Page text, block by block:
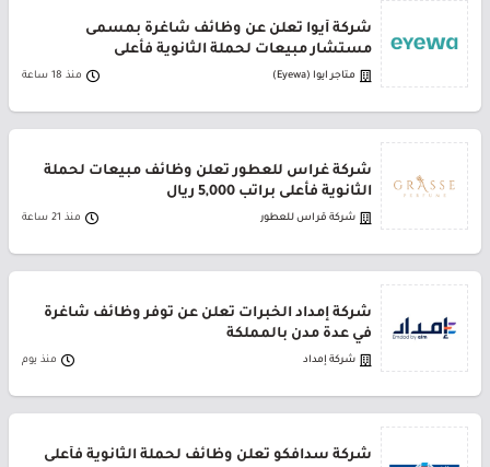
شركة أيوا تعلن عن وظائف شاغرة بمسمى
مستشار مبيعات لحملة الثانوية فأعلى
متاجر ايوا (Eyewa) منذ 18 ساعة
شركة غراس للعطور تعلن وظائف مبيعات لحملة
الثانوية فأعلى براتب 5,000 ريال
شركة قراس للعطور منذ 21 ساعة
شركة إمداد الخبرات تعلن عن توفر وظائف شاغرة
في عدة مدن بالمملكة
شركة إمداد منذ يوم
شركة سدافكو تعلن وظائف لحملة الثانوية فأعلى